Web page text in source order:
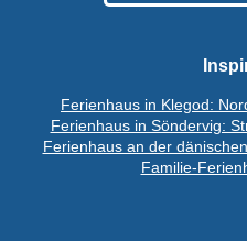
Ferienhaus in Klegod:
Ferienhaus in Söndervig:
Ferienhaus an der
Familie-